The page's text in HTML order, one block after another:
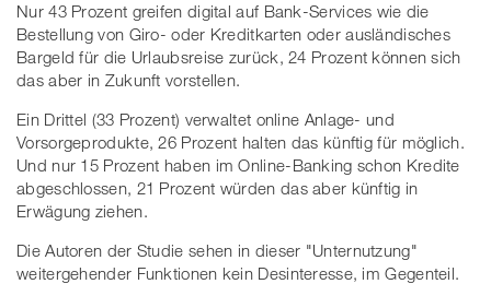
Nur 43 Prozent greifen digital auf Bank-Services wie die
Bestellung von Giro- oder Kreditkarten oder ausländisches
Bargeld für die Urlaubsreise zurück, 24 Prozent können sich
das aber in Zukunft vorstellen.
Ein Drittel (33 Prozent) verwaltet online Anlage- und
Vorsorgeprodukte, 26 Prozent halten das künftig für möglich.
Und nur 15 Prozent haben im Online-Banking schon Kredite
abgeschlossen, 21 Prozent würden das aber künftig in
Erwägung ziehen.
Die Autoren der Studie sehen in dieser "Unternutzung"
weitergehender Funktionen kein Desinteresse, im Gegenteil.